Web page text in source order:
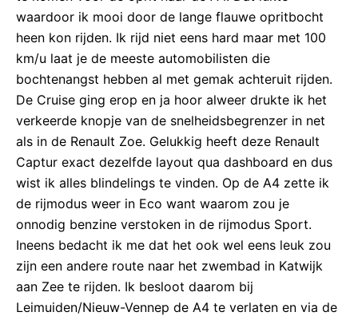
waardoor ik mooi door de lange flauwe opritbocht
heen kon rijden. Ik rijd niet eens hard maar met 100
km/u laat je de meeste automobilisten die
bochtenangst hebben al met gemak achteruit rijden.
De Cruise ging erop en ja hoor alweer drukte ik het
verkeerde knopje van de snelheidsbegrenzer in net
als in de Renault Zoe. Gelukkig heeft deze Renault
Captur exact dezelfde layout qua dashboard en dus
wist ik alles blindelings te vinden. Op de A4 zette ik
de rijmodus weer in Eco want waarom zou je
onnodig benzine verstoken in de rijmodus Sport.
Ineens bedacht ik me dat het ook wel eens leuk zou
zijn een andere route naar het zwembad in Katwijk
aan Zee te rijden. Ik besloot daarom bij
Leimuiden/Nieuw-Vennep de A4 te verlaten en via de